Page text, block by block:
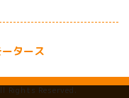
タース
Rights Reserved.